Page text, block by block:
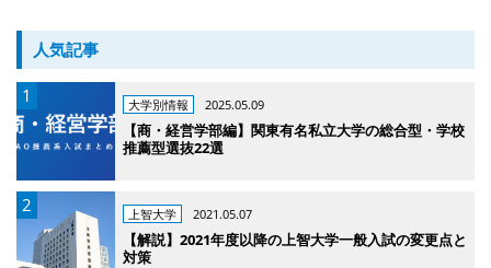
人気記事
大学別情報 2025.05.09
【商・経営学部編】関東有名私立大学の総合型・学校
推薦型選抜22選
上智大学 2021.05.07
【解説】2021年度以降の上智大学一般入試の変更点と
対策